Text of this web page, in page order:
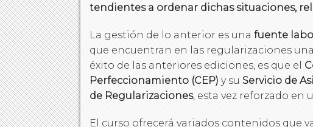
tendientes a ordenar dichas situaciones,
La gestión de lo anterior es una fuente
que encuentran en las regularizaciones
éxito de las anteriores ediciones, es que el
Perfeccionamiento (CEP) y su Servicio de
de Regularizaciones, esta vez reforzado en
El curso ofrecerá variados contenidos que